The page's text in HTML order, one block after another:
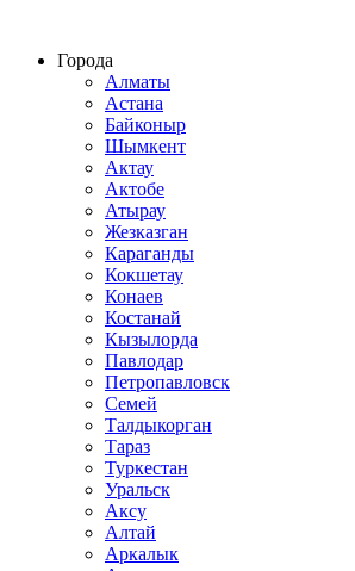
Города
Алматы
Астана
Байконыр
Шымкент
Актау
Актобе
Атырау
Жезказган
Караганды
Кокшетау
Конаев
Костанай
Кызылорда
Павлодар
Петропавловск
Семей
Талдыкорган
Тараз
Туркестан
Уральск
Аксу
Алтай
Аркалык